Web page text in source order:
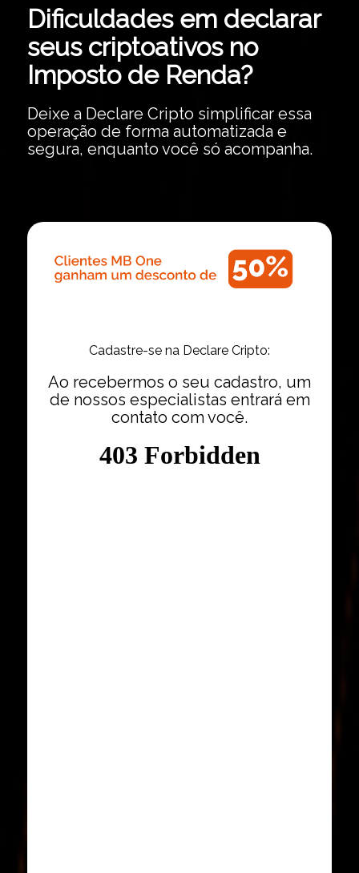
Dificuldades em declarar
seus criptoativos no
Imposto de Renda?
Deixe a Declare Cripto simplificar essa
operação de forma automatizada e
segura, enquanto você só acompanha.
Cadastre-se na Declare Cripto:
Ao recebermos o seu cadastro, um
de nossos especialistas entrará em
contato com você.